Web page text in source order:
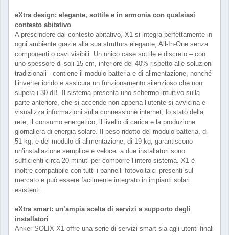
eXtra design: elegante, sottile e in armonia con qualsiasi
contesto abitativo
A prescindere dal contesto abitativo, X1 si integra perfettamente in
ogni ambiente grazie alla sua struttura elegante, All-In-One senza
componenti o cavi visibili. Un unico case sottile e discreto – con
uno spessore di soli 15 cm, inferiore del 40% rispetto alle soluzioni
tradizionali - contiene il modulo batteria e di alimentazione, nonché
l’inverter ibrido e assicura un funzionamento silenzioso che non
supera i 30 dB. Il sistema presenta uno schermo intuitivo sulla
parte anteriore, che si accende non appena l’utente si avvicina e
visualizza informazioni sulla connessione internet, lo stato della
rete, il consumo energetico, il livello di carica e la produzione
giornaliera di energia solare. Il peso ridotto del modulo batteria, di
51 kg, e del modulo di alimentazione, di 19 kg, garantiscono
un’installazione semplice e veloce: a due installatori sono
sufficienti circa 20 minuti per comporre l’intero sistema. X1 è
inoltre compatibile con tutti i pannelli fotovoltaici presenti sul
mercato e può essere facilmente integrato in impianti solari
esistenti.
eXtra smart: un’ampia scelta di servizi a supporto degli
installatori
Anker SOLIX X1 offre una serie di servizi smart sia agli utenti finali